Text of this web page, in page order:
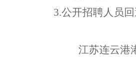
3.公开招聘人员
江苏连云港港